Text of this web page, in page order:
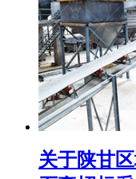
关于陕甘